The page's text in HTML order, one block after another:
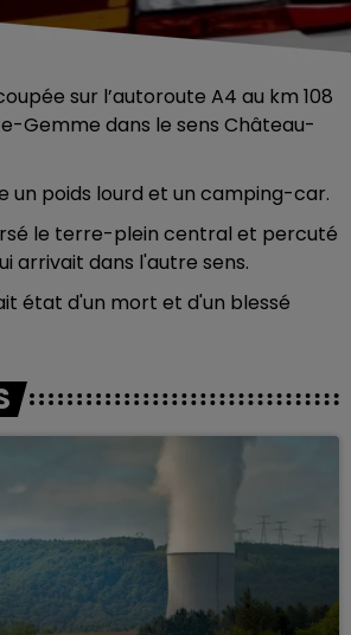
sur l’autoroute A4 au km 108
Gemme dans le sens Château-
un poids lourd et un camping-car.
le terre-plein central et percuté
arrivait dans l'autre sens.
état d'un mort et d'un blessé